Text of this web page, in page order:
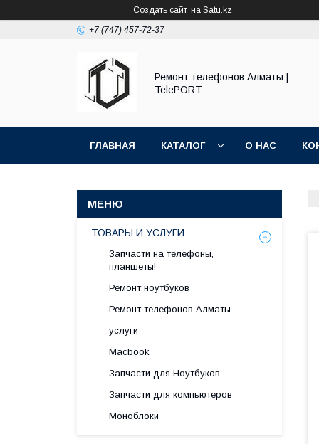
Создать сайт на Satu.kz
+7 (747) 457-72-37
Ремонт телефонов Алматы |
TelePORT
ГЛАВНАЯ КАТАЛОГ О НАС
ТОВАРЫ И УСЛУГИ
Запчасти на телефоны,
планшеты!
Ремонт ноутбуков
Ремонт телефонов Алматы
услуги
Macbook
Запчасти для Ноутбуков
Запчасти для компьютеров
Моноблоки